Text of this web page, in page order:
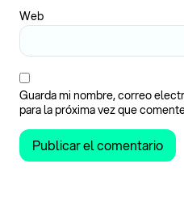
Web
Guarda mi nombre, correo
para la próxima vez que